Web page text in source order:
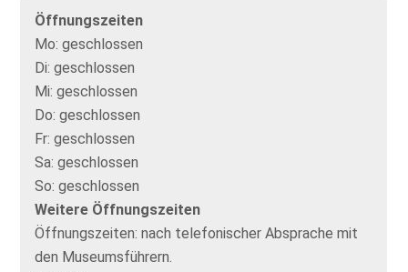
Öffnungszeiten
Mo: geschlossen
Di: geschlossen
Mi: geschlossen
Do: geschlossen
Fr: geschlossen
Sa: geschlossen
So: geschlossen
Weitere Öffnungszeiten
Öffnungszeiten: nach telefonischer Absprache mit
den Museumsführern.